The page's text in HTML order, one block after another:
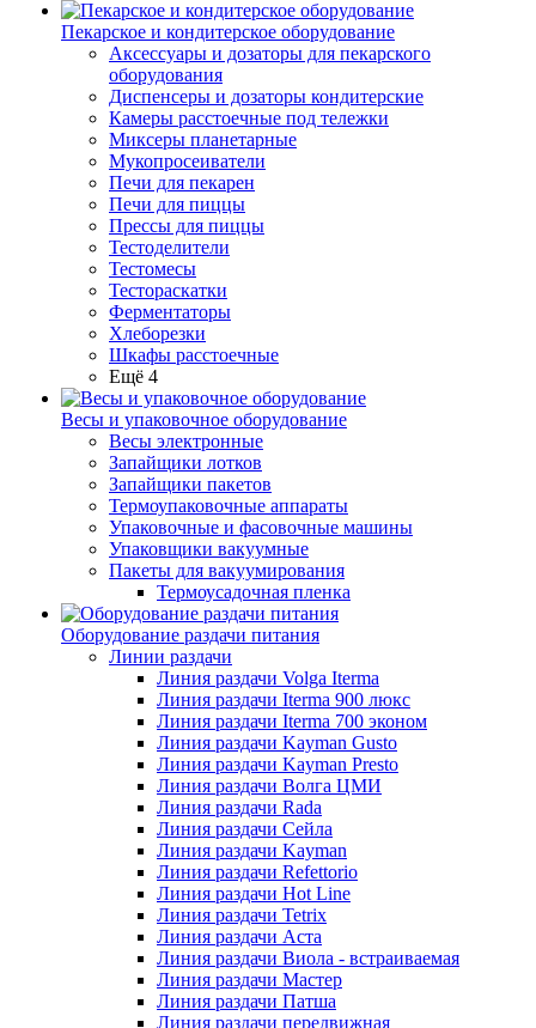
Пекарское и кондитерское оборудование
Аксессуары и дозаторы для пекарского
оборудования
Диспенсеры и дозаторы кондитерские
Камеры расстоечные под тележки
Миксеры планетарные
Мукопросеиватели
Печи для пекарен
Печи для пиццы
Прессы для пиццы
Тестоделители
Тестомесы
Тестораскатки
Ферментаторы
Хлеборезки
Шкафы расстоечные
Ещё 4
Весы и упаковочное оборудование
Весы электронные
Запайщики лотков
Запайщики пакетов
Термоупаковочные аппараты
Упаковочные и фасовочные машины
Упаковщики вакуумные
Пакеты для вакуумирования
Термоусадочная пленка
Оборудование раздачи питания
Линии раздачи
Линия раздачи Volga Iterma
Линия раздачи Iterma 900 люкс
Линия раздачи Iterma 700 эконом
Линия раздачи Kayman Gusto
Линия раздачи Kayman Presto
Линия раздачи Волга ЦМИ
Линия раздачи Rada
Линия раздачи Сейла
Линия раздачи Kayman
Линия раздачи Refettorio
Линия раздачи Hot Line
Линия раздачи Tetrix
Линия раздачи Аста
Линия раздачи Виола - встраиваемая
Линия раздачи Мастер
Линия раздачи Патша
Линия раздачи передвижная